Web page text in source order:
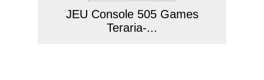
JEU Console 505 Games
Teraria-...